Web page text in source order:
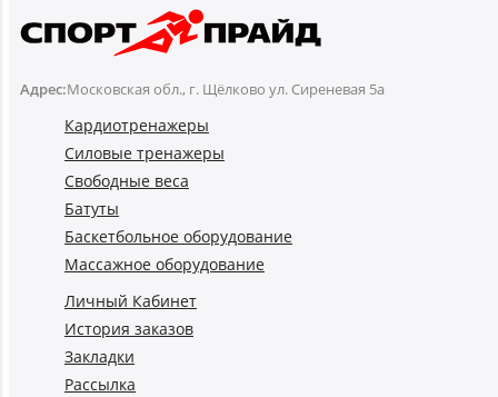
Адрес:Московская обл., г. Щёлково ул. Сиреневая 5а
Кардиотренажеры
Силовые тренажеры
Свободные веса
Батуты
Баскетбольное оборудование
Массажное оборудование
Личный Кабинет
История заказов
Закладки
Рассылка